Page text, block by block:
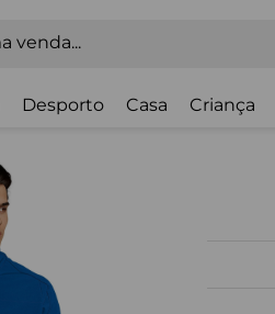
Desporto Casa Criança